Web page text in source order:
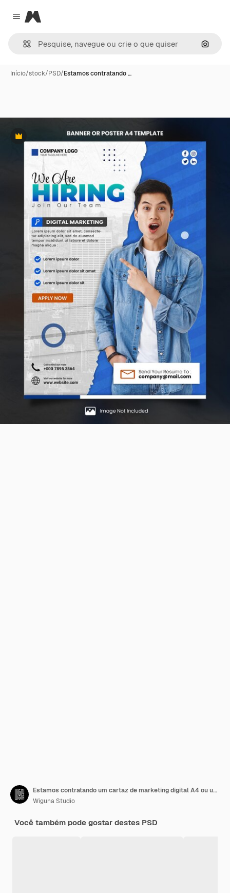
Close menu
Magnific
Início/stock/PSD/Estamos contratando …
Premium
Estamos contratando um cartaz de marketing digital A4 ou um modelo de banner
Wiguna Studio
Você também pode gostar destes PSD